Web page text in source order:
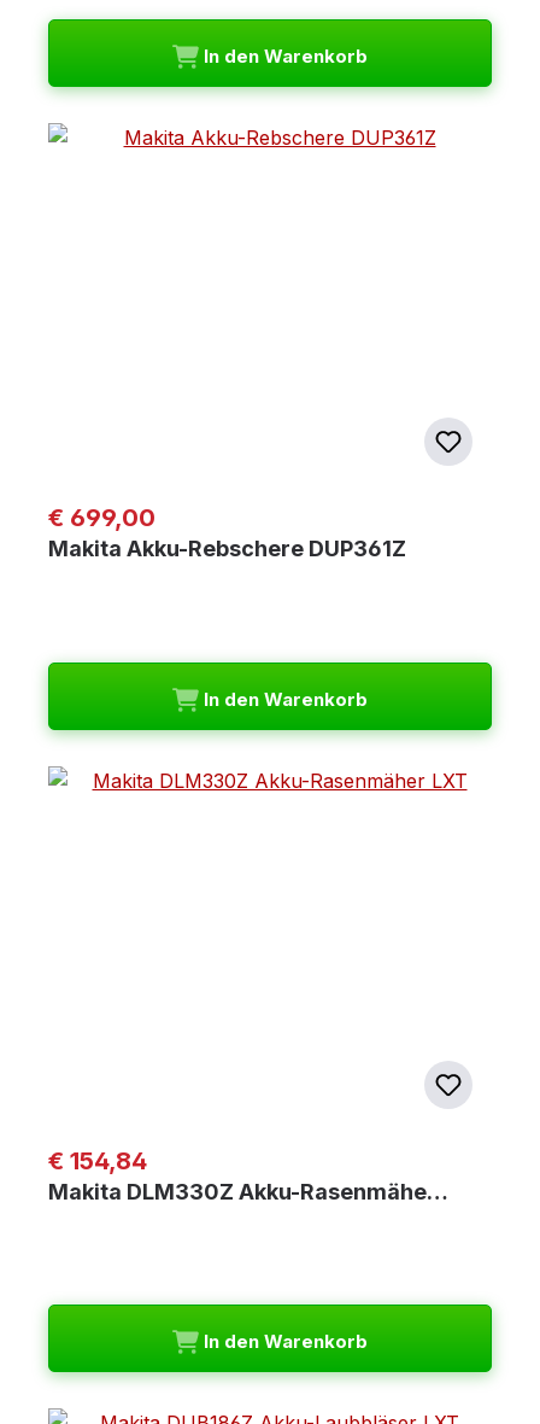
In den Warenkorb
Regulärer Preis:
€ 699,00
Makita Akku-Rebschere DUP361Z
In den Warenkorb
Regulärer Preis:
€ 154,84
Makita DLM330Z Akku-Rasenmähe…
In den Warenkorb